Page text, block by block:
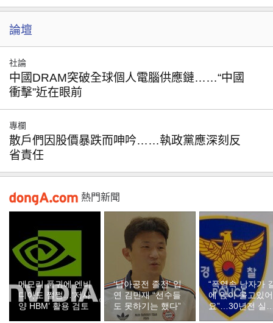
論壇
社論
中國DRAM突破全球個人電腦供應鏈……“中國
衝擊”近在眼前
專欄
散戶們因股價暴跌而呻吟……執政黨應深刻反
省責任
熱門新聞
메모리 품귀에 엔비
디아도 쩔쩔…‘저사
양 HBM’ 활용 검토
‘남아공전 졸전’ 입
연 김민재 “선수들
도 못하기는 했다”
“폭염속 남자가
에 앉아 울고있어
요”…30년전 실
자였다